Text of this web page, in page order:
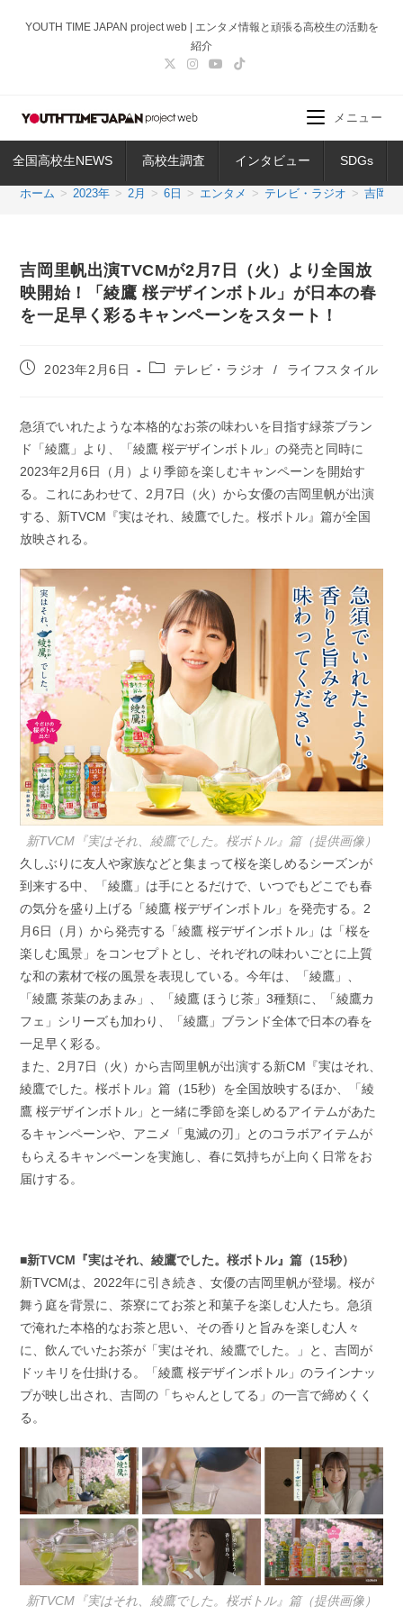
ス
ッ
YOUTH TIME JAPAN project web | エンタメ情報と頑張る高校生の活動を
紹介
全国高校生NEWS 高校生調査 インタビュー SDGs
メニュー
ホーム > 2023年 > 2月 > 6日 > エンタメ > テレビ・ラジオ > 吉岡里
吉岡里帆出演TVCMが2月7日（火）より全国放
映開始！「綾鷹 桜デザインボトル」が日本の春
を一足早く彩るキャンペーンをスタート！
投
開
日:
2023年2月6日
投
テ
ゴ
リ
ー:
テレビ・ラジオ / ライフスタイル
急須でいれたような本格的なお茶の味わいを目指す緑茶ブラン
ド「綾鷹」より、「綾鷹 桜デザインボトル」の発売と同時に
2023年2月6日（月）より季節を楽しむキャンペーンを開始す
る。これにあわせて、2月7日（火）から女優の吉岡里帆が出演
する、新TVCM『実はそれ、綾鷹でした。桜ボトル』篇が全国
放映される。
新TVCM『実はそれ、綾鷹でした。桜ボトル』篇（提供画像）
久しぶりに友人や家族などと集まって桜を楽しめるシーズンが
到来する中、「綾鷹」は手にとるだけで、いつでもどこでも春
の気分を盛り上げる「綾鷹 桜デザインボトル」を発売する。2
月6日（月）から発売する「綾鷹 桜デザインボトル」は「桜を
楽しむ風景」をコンセプトとし、それぞれの味わいごとに上質
な和の素材で桜の風景を表現している。今年は、「綾鷹」、
「綾鷹 茶葉のあまみ」、「綾鷹 ほうじ茶」3種類に、「綾鷹カ
フェ」シリーズも加わり、「綾鷹」ブランド全体で日本の春を
一足早く彩る。
また、2月7日（火）から吉岡里帆が出演する新CM『実はそれ、
綾鷹でした。桜ボトル』篇（15秒）を全国放映するほか、「綾
鷹 桜デザインボトル」と一緒に季節を楽しめるアイテムがあた
るキャンペーンや、アニメ「鬼滅の刃」とのコラボアイテムが
もらえるキャンペーンを実施し、春に気持ちが上向く日常をお
届けする。
■新TVCM『実はそれ、綾鷹でした。桜ボトル』篇（15秒）
新TVCMは、2022年に引き続き、女優の吉岡里帆が登場。桜が
舞う庭を背景に、茶寮にてお茶と和菓子を楽しむ人たち。急須
で淹れた本格的なお茶と思い、その香りと旨みを楽しむ人々
に、飲んでいたお茶が「実はそれ、綾鷹でした。」と、吉岡が
ドッキリを仕掛ける。「綾鷹 桜デザインボトル」のラインナッ
プが映し出され、吉岡の「ちゃんとしてる」の一言で締めくく
る。
新TVCM『実はそれ、綾鷹でした。桜ボトル』篇（提供画像）